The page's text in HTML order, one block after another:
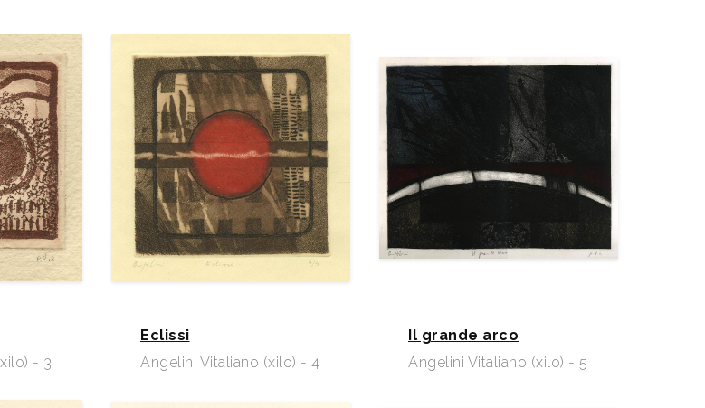
- 3
Eclissi
Angelini Vitaliano (xilo) - 4
Il grande arco
Angelini Vitaliano (xilo) - 5